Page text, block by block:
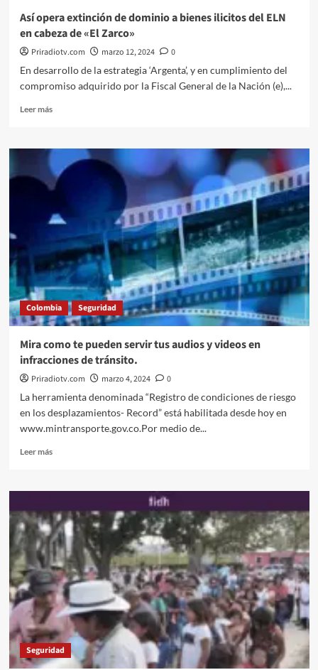
Así opera extinción de dominio a bienes ilicitos del ELN
en cabeza de «El Zarco»
Priradiotv.com marzo 12, 2024
0
En desarrollo de la estrategia ‘Argenta’, y en cumplimiento del
compromiso adquirido por la Fiscal General de la Nación (e),...
Leer másLeer
Así
opera
extinción
de
a
ilicitos
del
ELN
en
cabeza
de
«El
Colombia Seguridad
Mira como te pueden servir tus audios y videos en
infracciones de tránsito.
Priradiotv.com marzo 4, 2024
0
La herramienta denominada “Registro de condiciones de riesgo
en los desplazamientos- Record” está habilitada desde hoy en
www.mintransporte.gov.co.Por medio de...
Leer másLeer
Mira
te
pueden
servir
tus
audios
y
videos
en
infracciones
de
tránsito.
Seguridad